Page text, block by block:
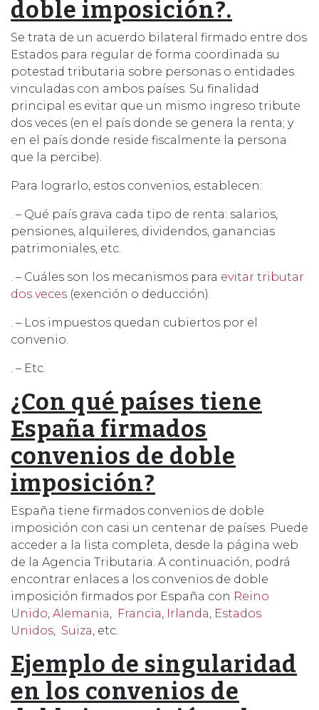
doble imposición?.
Se trata de un acuerdo bilateral firmado entre dos
Estados para regular de forma coordinada su
potestad tributaria sobre personas o entidades
vinculadas con ambos países. Su finalidad
principal es evitar que un mismo ingreso tribute
dos veces (en el país donde se genera la renta; y
en el país donde reside fiscalmente la persona
que la percibe).
Para lograrlo, estos convenios, establecen:
. – Qué país grava cada tipo de renta: salarios,
pensiones, alquileres, dividendos, ganancias
patrimoniales, etc.
. – Cuáles son los mecanismos para evitar tributar
dos veces (exención o deducción).
. – Los impuestos quedan cubiertos por el
convenio.
. – Etc.
¿Con qué países tiene
España firmados
convenios de doble
imposición?
España tiene firmados convenios de doble
imposición con casi un centenar de países. Puede
acceder a la lista completa, desde la página web
de la Agencia Tributaria. A continuación, podrá
encontrar enlaces a los convenios de doble
imposición firmados por España con Reino
Unido Alemania Francia Irlanda Estados
Unidos
Suiza , etc.
Ejemplo de singularidad
en los convenios de